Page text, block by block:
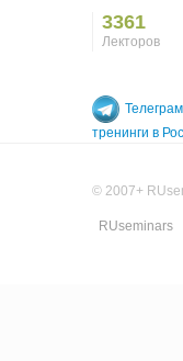
3361
Лекторов
тренинги в
© 2007+
RUseminars